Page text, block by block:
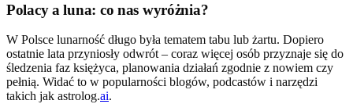
Polacy a luna: co nas wyróżnia?
W Polsce lunarność długo była tematem tabu lub żartu. Dopiero
ostatnie lata przyniosły odwrót – coraz więcej osób przyznaje się do
śledzenia faz księżyca, planowania działań zgodnie z nowiem czy
pełnią. Widać to w popularności blogów, podcastów i narzędzi
takich jak astrolog.ai.